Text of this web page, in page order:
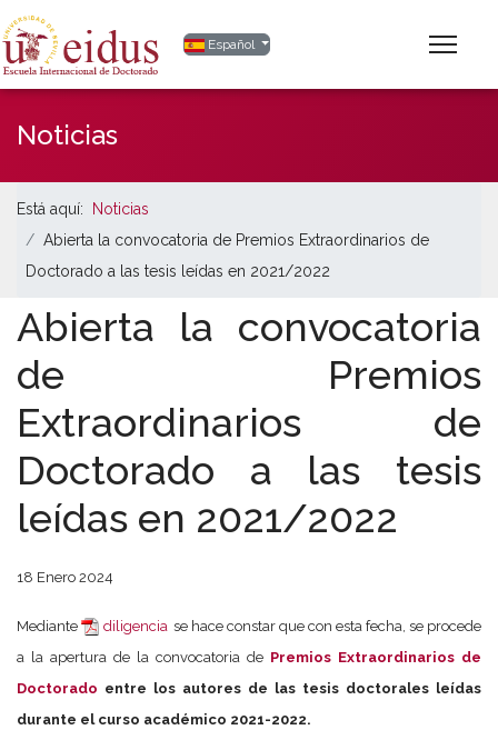
Seleccione su idioma
Español
Noticias
Está aquí:
Noticias
Abierta la convocatoria de Premios Extraordinarios de
Doctorado a las tesis leídas en 2021/2022
Abierta la convocatoria
de Premios
Extraordinarios de
Doctorado a las tesis
leídas en 2021/2022
18 Enero 2024
Mediante diligencia se hace constar que con esta fecha, se procede
a la apertura de la convocatoria de Premios Extraordinarios de
Doctorado entre los autores de las tesis doctorales leídas
durante el curso académico 2021-2022.